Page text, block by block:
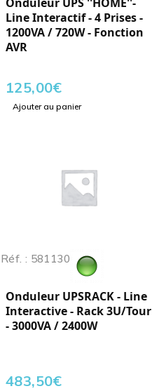
Line Interactif - 4 Prises -
1200VA / 720W - Fonction
AVR
125,00€
Ajouter au panier
Réf. : 581130
Onduleur UPSRACK - Line
Interactive - Rack 3U/Tour
- 3000VA / 2400W
483,50€